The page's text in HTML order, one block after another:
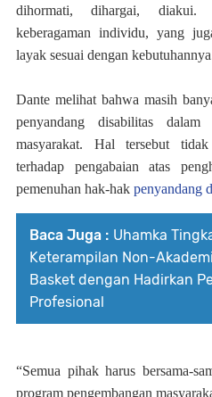
dihormati, dihargai, diakui.
keberagaman individu, yang
layak sesuai dengan
Dante melihat bahwa masih
penyandang disabilitas
masyarakat. Hal tersebut
terhadap pengabaian atas
pemenuhan hak-hak penyandang
Baca Juga : Uhamka
Keterampilan Non-
Basket dengan Hadirkan
Profesional
“Semua pihak harus bersama-
program pengembangan